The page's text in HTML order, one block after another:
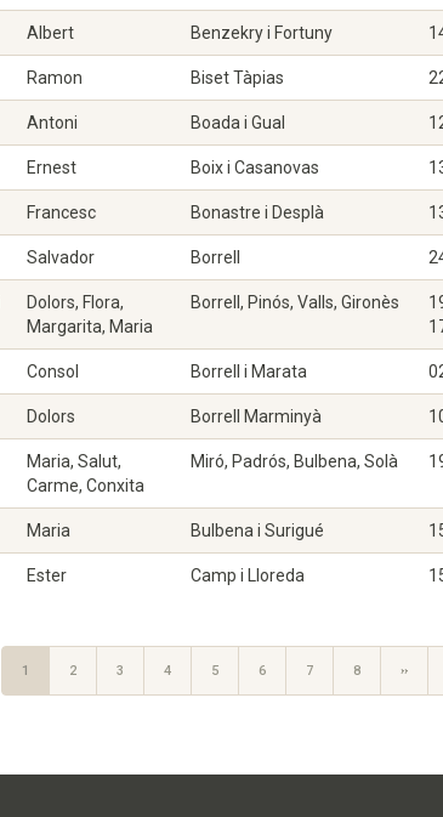
Albert Benzekry i Fortuny
Ramon Biset Tàpias
Antoni Boada i Gual
Ernest Boix i Casanovas
Francesc Bonastre i Desplà
Salvador Borrell
Dolors, Flora,
Margarita, Maria
Borrell, Pinós, Valls, Gironès
Consol Borrell i Marata
Dolors Borrell Marminyà
Maria, Salut,
Carme, Conxita
Miró, Padrós, Bulbena, Solà
Maria Bulbena i Surigué
Ester Camp i Lloreda
PÀGINA
1 PÀGINA
2 PÀGINA
3 PÀGINA
4 PÀGINA
5 PÀGINA
6 PÀGINA
7 PÀGINA
8
PÀGINA
››